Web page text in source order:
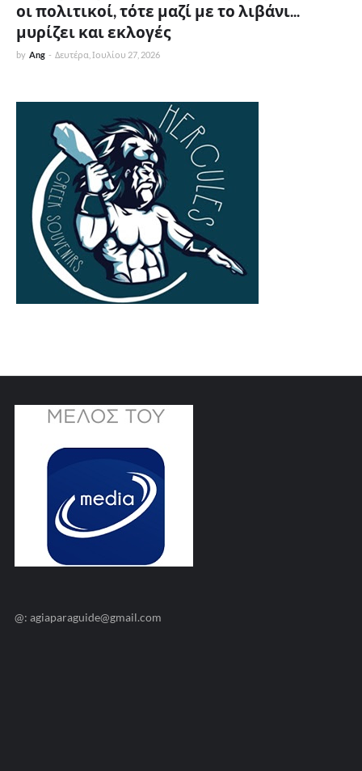
οι πολιτικοί, τότε μαζί με το λιβάνι...
μυρίζει και εκλογές
by Ang - Δευτέρα, Ιουλίου 27, 2026
@: agiaparaguide@gmail.com